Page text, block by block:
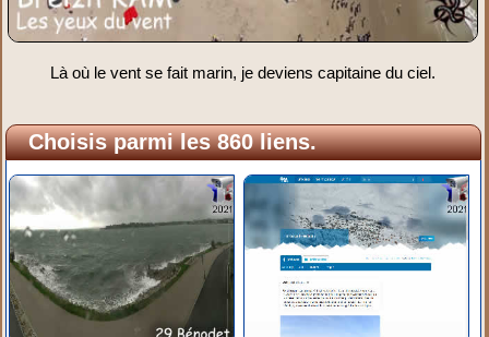
Là où le vent se fait marin, je deviens capitaine du ciel.
Choisis parmi les 860 liens.